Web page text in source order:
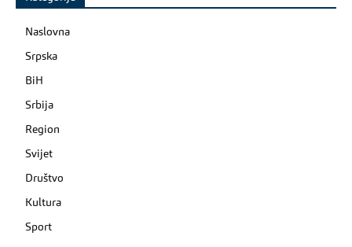
Naslovna
Srpska
BiH
Srbija
Region
Svijet
Društvo
Kultura
Sport